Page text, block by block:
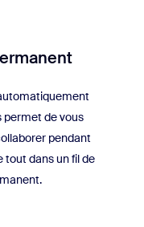
permet de vous
pendant
tout dans un fil de